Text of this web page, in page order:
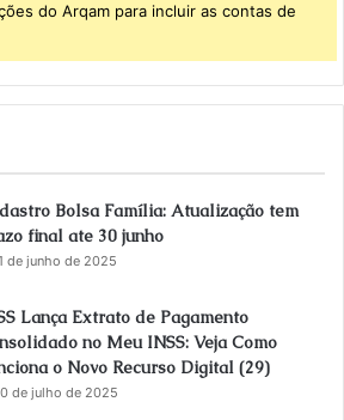
do Arqam para incluir as contas de
Bolsa Família: Atualização tem
final ate 30 junho
de junho de 2025
Lança Extrato de Pagamento
no Meu INSS: Veja Como
o Novo Recurso Digital (29)
de julho de 2025